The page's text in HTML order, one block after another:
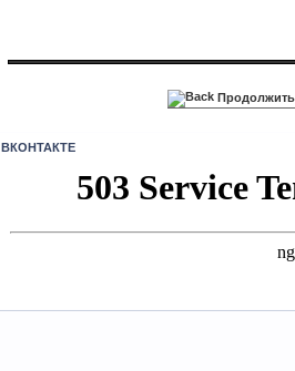
ВКОНТАКТЕ